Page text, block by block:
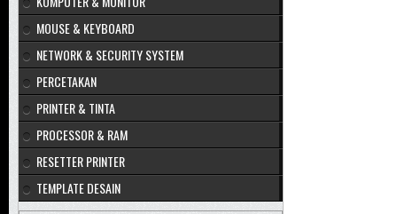
MOUSE & KEYBOARD
NETWORK & SECURITY SYSTEM
PERCETAKAN
PRINTER & TINTA
PROCESSOR & RAM
RESETTER PRINTER
TEMPLATE DESAIN